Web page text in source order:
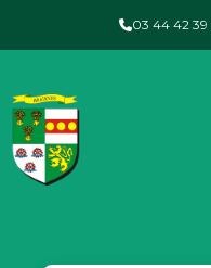
03 44 42 39